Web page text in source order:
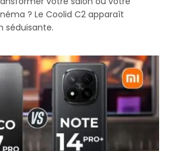
? Le Coolid C2 apparaît
séduisante.